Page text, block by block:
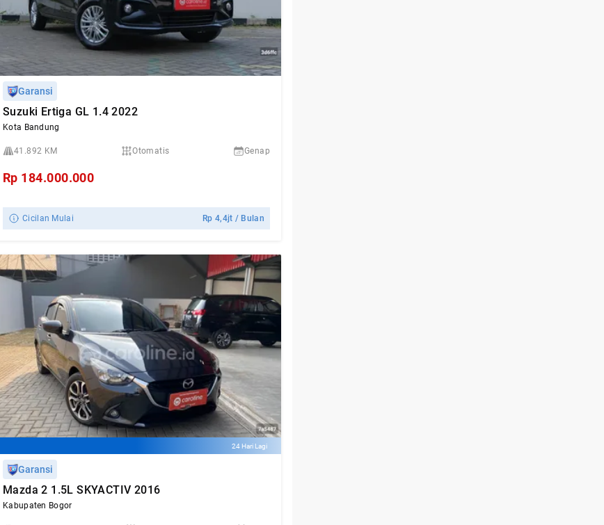
Garansi
Suzuki Ertiga GL 1.4 2022
Kota Bandung
41.892 KM Otomatis Genap
Rp 184.000.000
Cicilan Mulai Rp4,4jt / Bulan
24 Hari Lagi
Garansi
Mazda 2 1.5L SKYACTIV 2016
Kabupaten Bogor